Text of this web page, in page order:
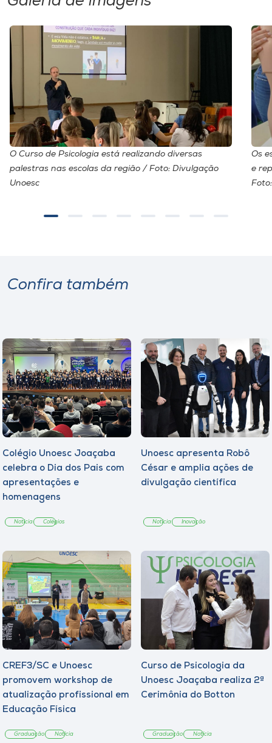
O Curso de Psicologia está realizando diversas
palestras nas escolas da região / Foto: Divulgação
Unoesc
Os
e
Confira também
Colégio Unoesc Joaçaba
celebra o Dia dos Pais com
apresentações e
homenagens
Notícia Colégios
Unoesc apresenta Robô
César e amplia ações de
divulgação científica
Notícia Inovação
CREF3/SC e Unoesc
promovem workshop de
atualização profissional em
Educação Física
Graduação Notícia
Curso de Psicologia da
Unoesc Joaçaba realiza 2ª
Cerimônia do Botton
Graduação Notícia